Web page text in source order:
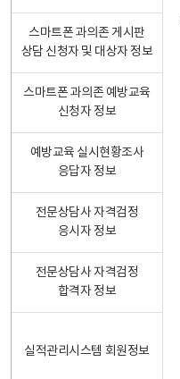
스마트폰 과의존 게시판
상담 신청자 및 대상자 정보
스마트폰 과의존 예방교육
신청자 정보
예방교육 실시현황조사
응답자 정보
전문상담사 자격검정
응시자 정보
전문상담사 자격검정
합격자 정보
실적관리시스템 회원정보